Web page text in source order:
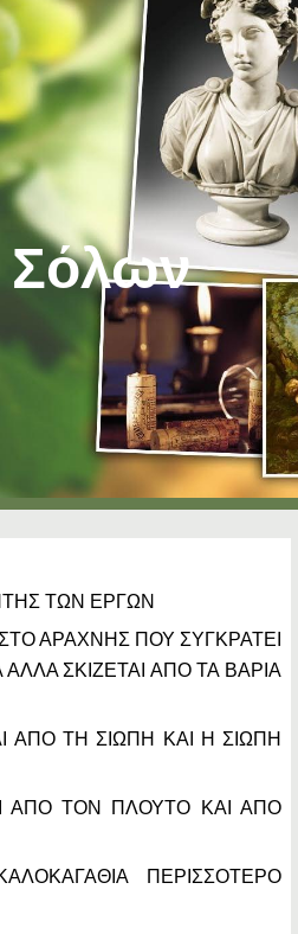
Skip to navigation
Σόλων
ΤΩΝ ΕΡΓΩΝ
ΑΡΑΧΝΗΣ ΠΟΥ ΣΥΓΚΡΑΤΕΙ
ΣΚΙΖΕΤΑΙ ΑΠΟ ΤΑ ΒΑΡΙΑ
ΑΠΟ ΤΗ ΣΙΩΠΗ ΚΑΙ Η ΣΙΩΠΗ
ΑΠΟ ΤΟΝ ΠΛΟΥΤΟ ΚΑΙ ΑΠΟ
ΠΕΡΙΣΣΟΤΕΡΟ